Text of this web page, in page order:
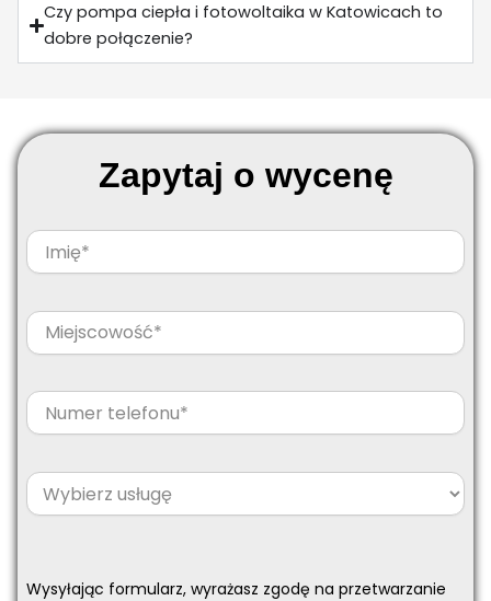
Czy pompa ciepła i fotowoltaika w Katowicach to
dobre połączenie?
Zapytaj o wycenę
Wysyłając formularz, wyrażasz zgodę na przetwarzanie